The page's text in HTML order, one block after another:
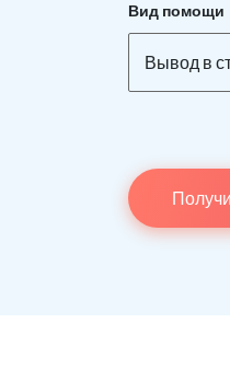
Вид помощи
Вывод в